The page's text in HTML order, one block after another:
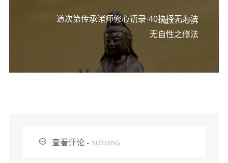
NEXT POST
道次第传承诸师修心语录·40抉择无为法
无自性之修法
 查看评论 - NOTHING